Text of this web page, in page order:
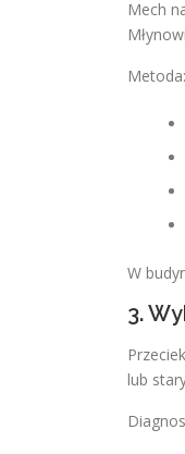
Mech
Metoda:
W
3.
lub